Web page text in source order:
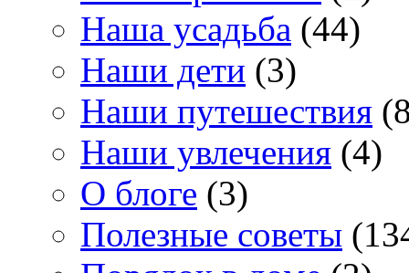
Наша усадьба (44)
Наши дети (3)
Наши путешествия
Наши увлечения (4)
О блоге (3)
Полезные советы